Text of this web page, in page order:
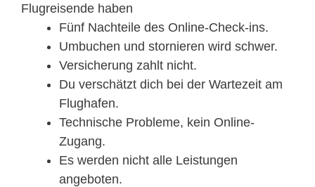
Flugreisende haben
Fünf Nachteile des Online-Check-ins.
Umbuchen und stornieren wird schwer.
Versicherung zahlt nicht.
Du verschätzt dich bei der Wartezeit am
Flughafen.
Technische Probleme, kein Online-
Zugang.
Es werden nicht alle Leistungen
angeboten.